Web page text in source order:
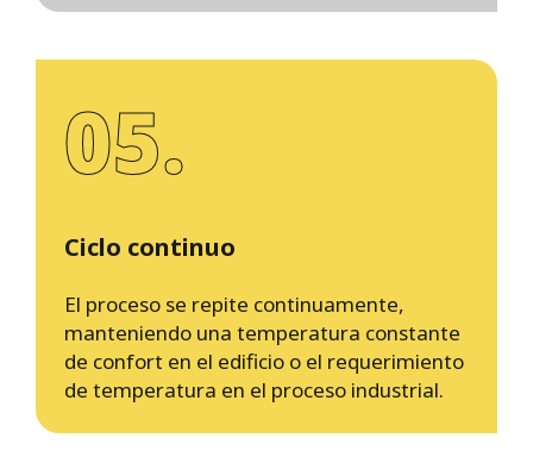
05.
Ciclo continuo
El proceso se repite continuamente,
manteniendo una temperatura constante
de confort en el edificio o el requerimiento
de temperatura en el proceso industrial.